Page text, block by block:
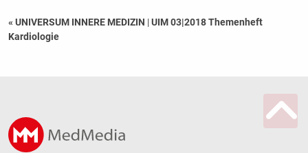
« UNIVERSUM INNERE MEDIZIN |UIM 03|2018 Themenheft
Kardiologie